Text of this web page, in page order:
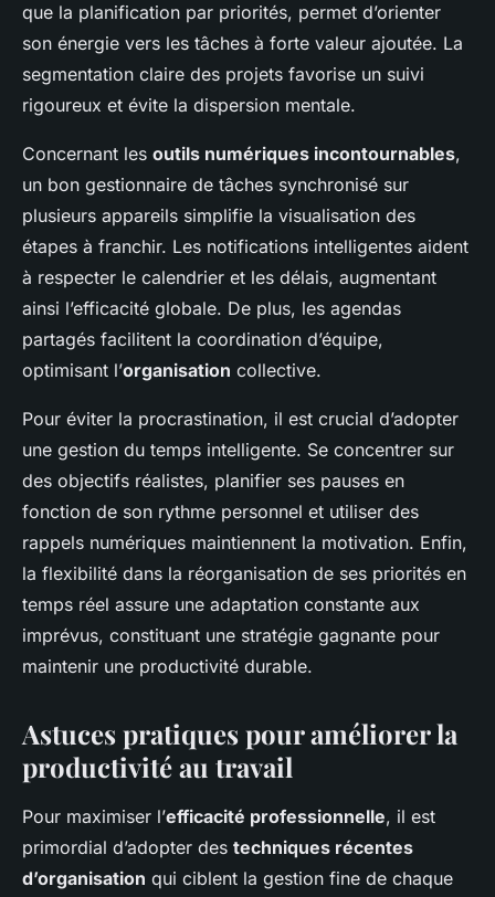
que la planification par priorités, permet d’orienter
son énergie vers les tâches à forte valeur ajoutée. La
segmentation claire des projets favorise un suivi
rigoureux et évite la dispersion mentale.
Concernant les outils numériques incontournables,
un bon gestionnaire de tâches synchronisé sur
plusieurs appareils simplifie la visualisation des
étapes à franchir. Les notifications intelligentes aident
à respecter le calendrier et les délais, augmentant
ainsi l’efficacité globale. De plus, les agendas
partagés facilitent la coordination d’équipe,
optimisant l’organisation collective.
Pour éviter la procrastination, il est crucial d’adopter
une gestion du temps intelligente. Se concentrer sur
des objectifs réalistes, planifier ses pauses en
fonction de son rythme personnel et utiliser des
rappels numériques maintiennent la motivation. Enfin,
la flexibilité dans la réorganisation de ses priorités en
temps réel assure une adaptation constante aux
imprévus, constituant une stratégie gagnante pour
maintenir une productivité durable.
Astuces pratiques pour améliorer la
productivité au travail
Pour maximiser l’efficacité professionnelle, il est
primordial d’adopter des techniques récentes
d’organisation qui ciblent la gestion fine de chaque